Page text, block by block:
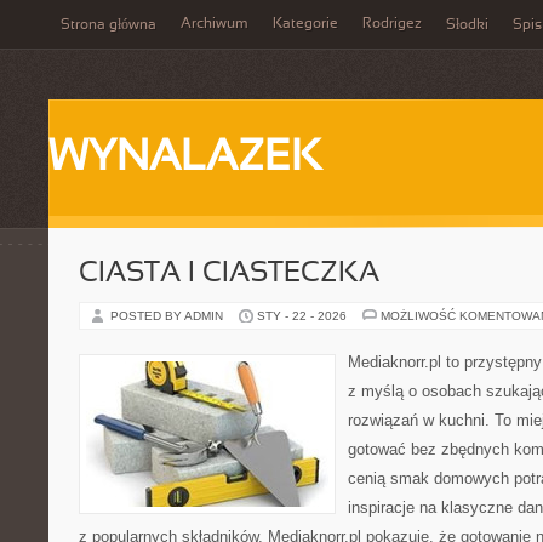
Strona główna Archiwum Kategorie Rodrigez Słodki Spis
WYNALAZEK
CIASTA I CIASTECZKA
POSTED BY ADMIN STY - 22 - 2026 MOŻLIWOŚĆ
Mediaknorr.pl to
z myślą o osobach
rozwiązań w kuchni. To
gotować bez zbędnych
cenią smak domowych
inspiracje na klasyczne
z popularnych składników. Mediaknorr.pl pokazuje, że gotowanie